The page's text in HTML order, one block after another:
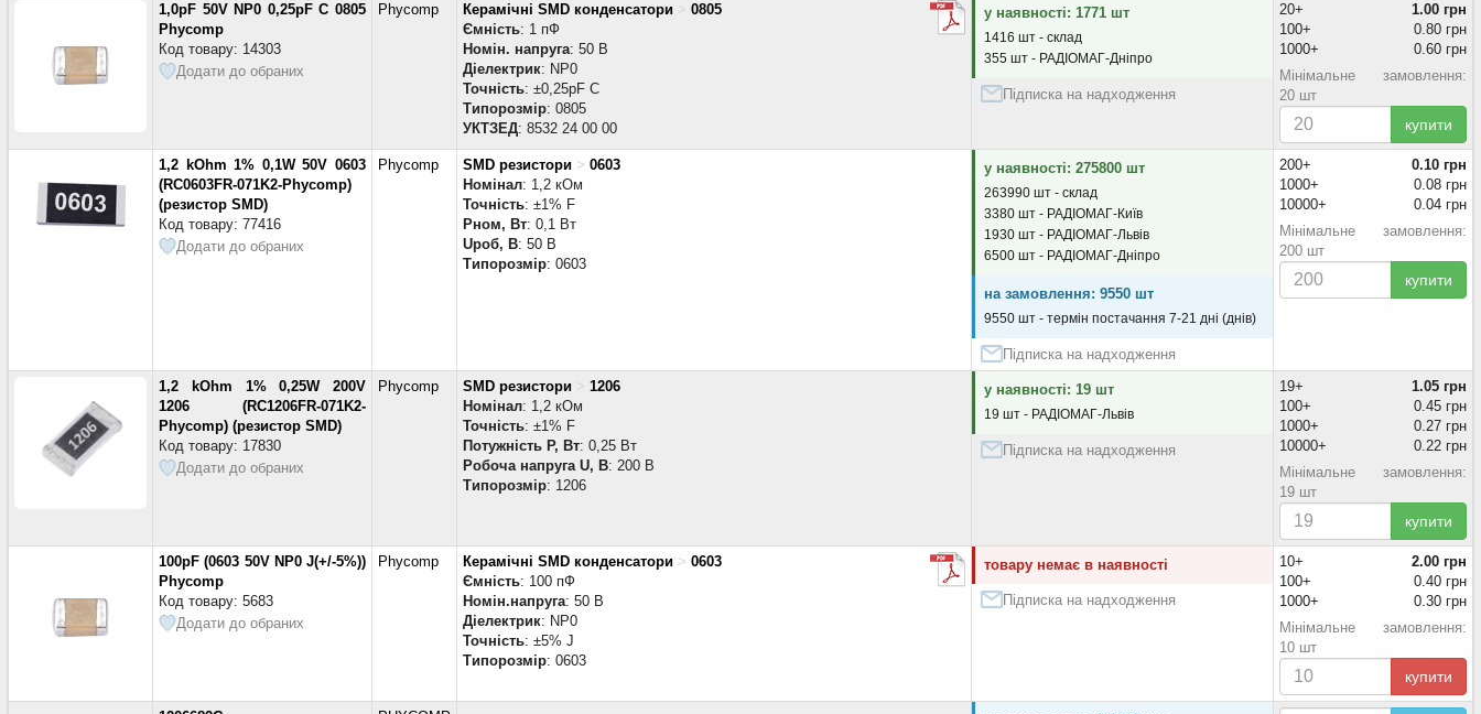
1,0pF 50V NP0 0,25pF C 0805
Phycomp
Код товару: 14303
Додати до обраних
Phycomp Керамічні SMD конденсатори > 0805
Ємність: 1 пФ
Номін. напруга: 50 В
Діелектрик: NP0
Точність: ±0,25pF C
Типорозмір: 0805
УКТЗЕД: 8532 24 00 00
у наявності: 1771 шт
1416 шт - склад
355 шт - РАДІОМАГ-Дніпро
Підписка на надходження
20+
1.00 грн
100+
0.80 грн
1000+
0.60 грн
Мінімальне замовлення:
20 шт
купити
1,2 kOhm 1% 0,1W 50V 0603
(RC0603FR-071K2-Phycomp)
(резистор SMD)
Код товару: 77416
Додати до обраних
Phycomp SMD резистори > 0603
Номінал: 1,2 кОм
Точність: ±1% F
Pном, Вт: 0,1 Вт
Uроб, В: 50 В
Типорозмір: 0603
у наявності: 275800 шт
263990 шт - склад
3380 шт - РАДІОМАГ-Київ
1930 шт - РАДІОМАГ-Львів
6500 шт - РАДІОМАГ-Дніпро
на замовлення: 9550 шт
9550 шт - термін постачання 7-21 дні (днів)
Підписка на надходження
200+
0.10 грн
1000+
0.08 грн
10000+
0.04 грн
Мінімальне замовлення:
200 шт
купити
1,2 kOhm 1% 0,25W 200V
1206 (RC1206FR-071K2-
Phycomp) (резистор SMD)
Код товару: 17830
Додати до обраних
Phycomp SMD резистори > 1206
Номінал: 1,2 кОм
Точність: ±1% F
Потужність P, Вт: 0,25 Вт
Робоча напруга U, В: 200 В
Типорозмір: 1206
у наявності: 19 шт
19 шт - РАДІОМАГ-Львів
Підписка на надходження
19+
1.05 грн
100+
0.45 грн
1000+
0.27 грн
10000+
0.22 грн
Мінімальне замовлення:
19 шт
купити
100pF (0603 50V NP0 J(+/-5%))
Phycomp
Код товару: 5683
Додати до обраних
Phycomp Керамічні SMD конденсатори > 0603
Ємність: 100 пФ
Номін.напруга: 50 В
Діелектрик: NP0
Точність: ±5% J
Типорозмір: 0603
товару немає в наявності
Підписка на надходження
10+
2.00 грн
100+
0.40 грн
1000+
0.30 грн
Мінімальне замовлення:
10 шт
купити